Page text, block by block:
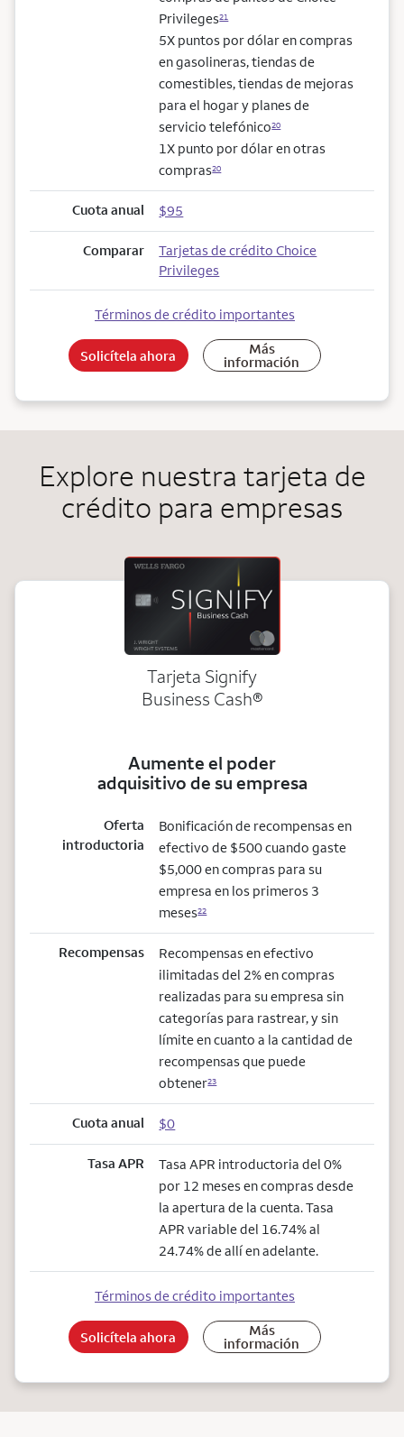
Privileges21
5X puntos por dólar en compras
en gasolineras, tiendas de
comestibles, tiendas de mejoras
para el hogar y planes de
servicio telefónico20
1X punto por dólar en otras
compras20
Cuota anual $95
Comparar
Tarjetas de crédito Choice
Privileges
Términos de crédito importantes
Solicítela ahora Más
información
Explore nuestra tarjeta de
crédito para empresas
Tarjeta Signify
Business Cash®
Aumente el poder
adquisitivo de su empresa
Oferta
introductoria
Bonificación de recompensas en
efectivo de $500 cuando gaste
$5,000 en compras para su
empresa en los primeros 3
meses22
Recompensas
Recompensas en efectivo
ilimitadas del 2% en compras
realizadas para su empresa sin
categorías para rastrear, y sin
límite en cuanto a la cantidad de
recompensas que puede
obtener23
Cuota anual $0
Tasa APR
Tasa APR introductoria del 0%
por 12 meses en compras desde
la apertura de la cuenta. Tasa
APR variable del 16.74% al
24.74% de allí en adelante.
Términos de crédito importantes
Solicítela ahora Más
información